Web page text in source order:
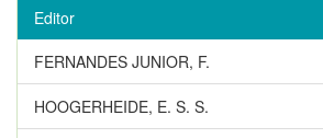
Editor
FERNANDES JUNIOR, F.
HOOGERHEIDE, E. S. S.